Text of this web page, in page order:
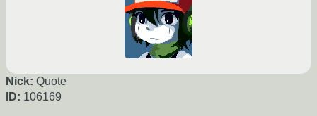
Nick: Quote
ID: 106169